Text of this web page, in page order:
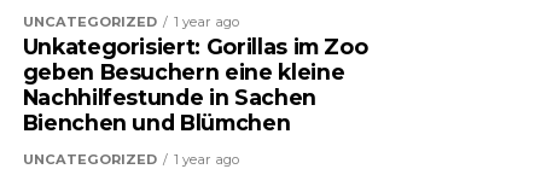
UNCATEGORIZED 1 year ago
Unkategorisiert: Gorillas im Zoo
geben Besuchern eine kleine
Nachhilfestunde in Sachen
Bienchen und Blümchen
UNCATEGORIZED 1 year ago